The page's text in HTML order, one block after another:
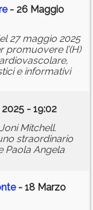
- 26 Maggio
27 maggio 2025
promuovere l’(H)
e informativi
- 19:02
Mitchell.
straordinario
Paola Angela
- 18 Marzo